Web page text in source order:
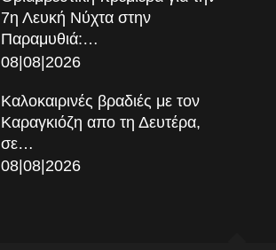
7η Λευκή Νύχτα στην
Παραμυθιά:…
08|08|2026
Καλοκαιρινές βραδιές με τον
Καραγκιόζη απο τη Δευτέρα,
σε…
08|08|2026